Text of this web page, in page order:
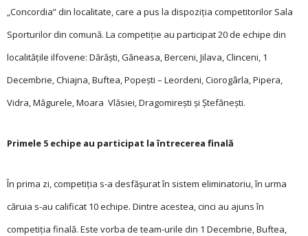
„Concordia” din localitate, care a pus la dispoziția competitorilor Sala
Sporturilor din comună. La competiție au participat 20 de echipe din
localitățile ilfovene: Dărăști, Găneasa, Berceni, Jilava, Clinceni, 1
Decembrie, Chiajna, Buftea, Popești – Leordeni, Ciorogârla, Pipera,
Vidra, Măgurele, Moara Vlăsiei, Dragomirești și Ștefănești.
Primele 5 echipe au participat la întrecerea finală
În prima zi, competiția s-a desfășurat în sistem eliminatoriu, în urma
căruia s-au calificat 10 echipe. Dintre acestea, cinci au ajuns în
competiția finală. Este vorba de team-urile din 1 Decembrie, Buftea,